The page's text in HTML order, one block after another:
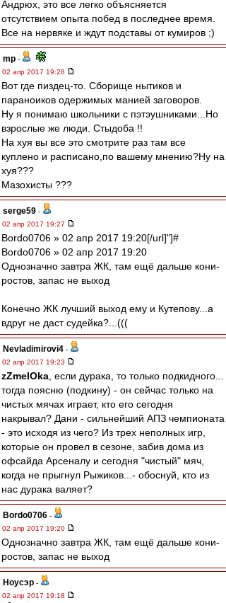
Андрюх, это все легко объясняется
отсутствием опыта побед в последнее время.
Все на нервяке и ждут подставы от кумиров ;)
mp -
02 апр 2017 19:28
Вот где пиздец-то. Сборище нытиков и
параноиков одержимых манией заговоров.
Ну я понимаю школьники с пэтэушниками...Но
взрослые же люди. Стыдоба !!
На хуя вы все это смотрите раз там все
куплено и расписано,по вашему мнению?Ну на
хуя???
Мазохисты ???
serge59 -
02 апр 2017 19:27
Bordo0706 » 02 апр 2017 19:20[/url]"]#
Bordo0706 » 02 апр 2017 19:20
Однозначно завтра ЖК, там ещё дальше кони-
ростов, запас не выход
Конечно ЖК лучший выход ему и Кутепову...а
вдруг не даст судейка?...(((
Nevladimirovi4 -
02 апр 2017 19:23
zZmeIOka , если дурака, то только подкидного...
тогда поясню (подкину) - он сейчас только на
чистых мячах играет, кто его сегодня
накрывал? Дани - сильнейший АПЗ чемпионата
- это исходя из чего? Из трех неполных игр,
которые он провел в сезоне, забив дома из
офсайда Арсеналу и сегодня "чистый" мяч,
когда не прыгнул Рыжиков...- обоснуй, кто из
нас дурака валяет?
Bordo0706 -
02 апр 2017 19:20
Однозначно завтра ЖК, там ещё дальше кони-
ростов, запас не выход
Ноусэр -
02 апр 2017 19:18